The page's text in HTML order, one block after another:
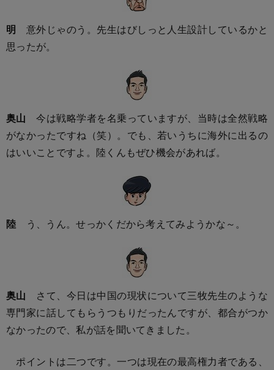
明 意外じゃのう。先生はびしっと人生設計しているかと
思ったが。
奥山 今は戦略学者を名乗っていますが、当時は全然戦略
がなかったですね（笑）。でも、若いうちに海外に出るの
はいいことですよ。陸くんもぜひ機会があれば。
陸 う、うん。せっかくだから考えてみようかな～。
奥山 さて、今日は中国の現状について三牧先生のような
専門家に話してもらうつもりだったんですが、都合がつか
なかったので、私が話を聞いてきました。
ポイントは二つです。一つは現在の最高権力者である、